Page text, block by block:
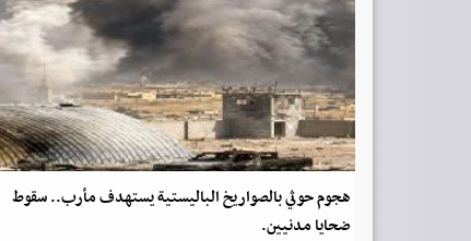
هجوم حوثي بالصواريخ الباليستية يستهدف مأرب.. سقوط
ضحايا مدنيين.